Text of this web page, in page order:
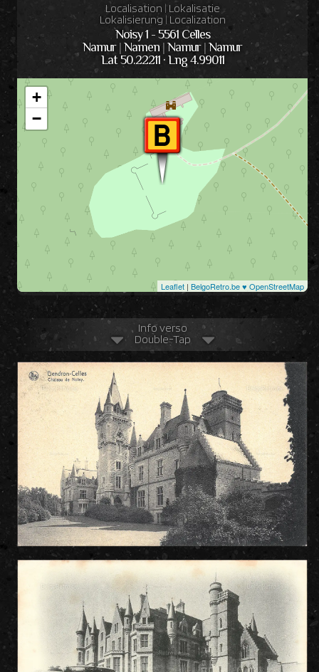
Localisation | Lokalisatie
Lokalisierung | Localization
Noisy 1 - 5561 Celles
Namur | Namen | Namur | Namur
Lat 50.22211 · Lng 4.99011
+
−
Leaflet | BelgoRetro.be ♥ OpenStreetMap
Info verso
Double-Tap